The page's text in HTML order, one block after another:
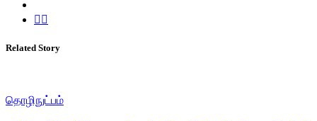
Related Story
தொழிநுட்பம்